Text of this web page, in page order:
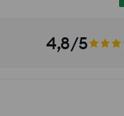
4,8/5